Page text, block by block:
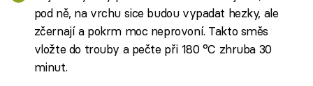
pod ně, na vrchu sice budou vypadat hezky, ale
zčernají a pokrm moc neprovoní. Takto směs
vložte do trouby a pečte při 180 °C zhruba 30
minut.